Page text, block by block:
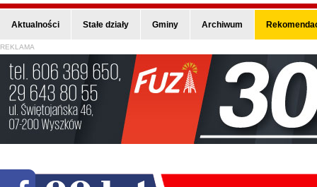
Aktualności Stałe działy Gminy Archiwum
REKLAMA